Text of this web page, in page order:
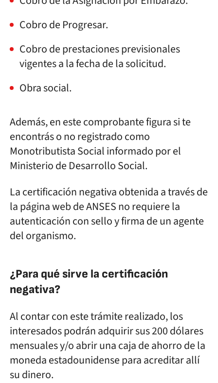
Cobro de Progresar.
Cobro de prestaciones previsionales
vigentes a la fecha de la solicitud.
Obra social.
Además, en este comprobante figura si te
encontrás o no registrado como
Monotributista Social informado por el
Ministerio de Desarrollo Social.
La certificación negativa obtenida a través de
la página web de ANSES no requiere la
autenticación con sello y firma de un agente
del organismo.
¿Para qué sirve la certificación
negativa?
Al contar con este trámite realizado, los
interesados podrán adquirir sus 200 dólares
mensuales y/o abrir una caja de ahorro de la
moneda estadounidense para acreditar allí
su dinero.